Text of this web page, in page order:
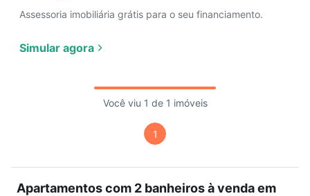
Assessoria imobiliária grátis para o seu financiamento.
Simular agora
Você viu 1 de 1 imóveis
1
Apartamentos com 2 banheiros à venda em